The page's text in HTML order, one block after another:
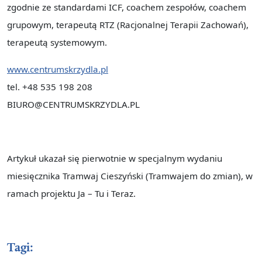
zgodnie ze standardami ICF, coachem zespołów, coachem
grupowym, terapeutą RTZ (Racjonalnej Terapii Zachowań),
terapeutą systemowym.
www.centrumskrzydla.pl
tel. +48 535 198 208
BIURO@CENTRUMSKRZYDLA.PL
Artykuł ukazał się pierwotnie w specjalnym wydaniu
miesięcznika Tramwaj Cieszyński (Tramwajem do zmian), w
ramach projektu Ja – Tu i Teraz.
Tagi: